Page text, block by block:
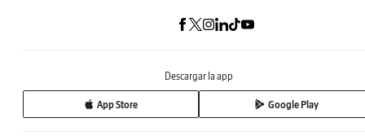
Descargar la app
App Store Google Play